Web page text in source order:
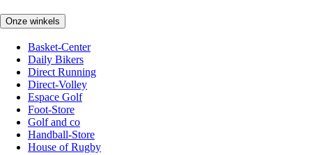
Onze winkels
Basket-Center
Daily Bikers
Direct Running
Direct-Volley
Espace Golf
Foot-Store
Golf and co
Handball-Store
House of Rugby